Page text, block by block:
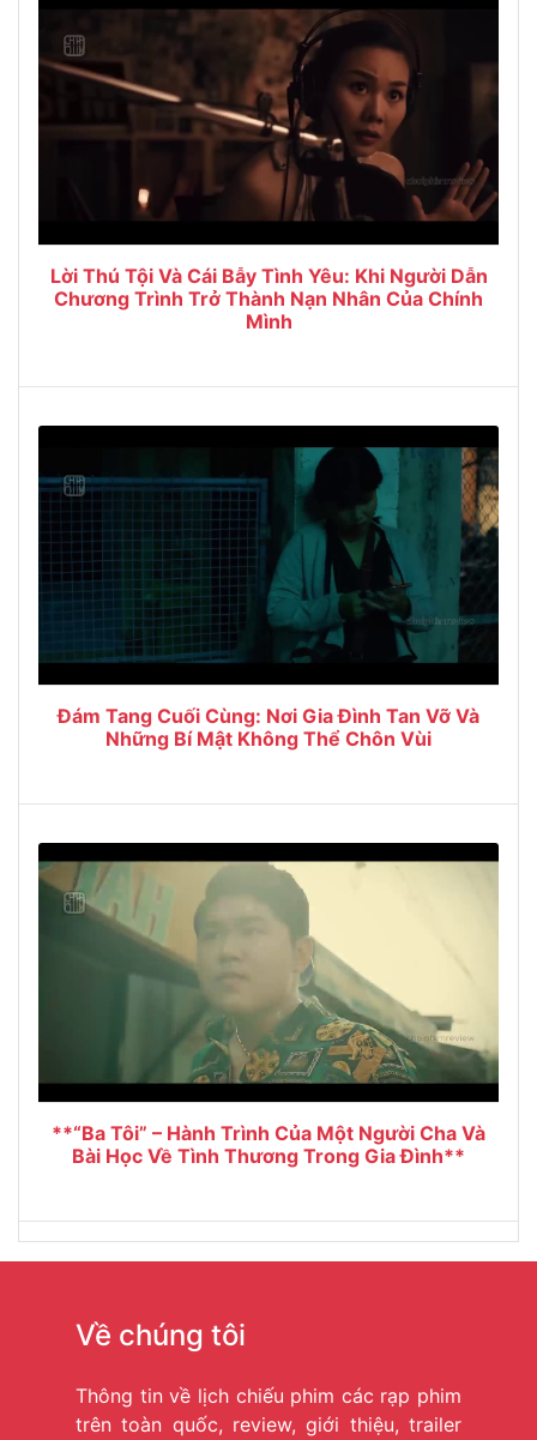
Lời Thú Tội Và Cái Bẫy Tình Yêu: Khi Người Dẫn
Chương Trình Trở Thành Nạn Nhân Của Chính
Mình
Đám Tang Cuối Cùng: Nơi Gia Đình Tan Vỡ Và
Những Bí Mật Không Thể Chôn Vùi
**“Ba Tôi” – Hành Trình Của Một Người Cha Và
Bài Học Về Tình Thương Trong Gia Đình**
Về chúng tôi
Thông tin về lịch chiếu phim các rạp phim
trên toàn quốc, review, giới thiệu, trailer